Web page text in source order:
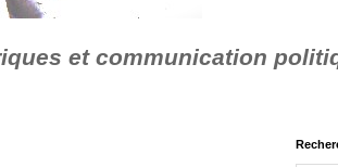
et communication